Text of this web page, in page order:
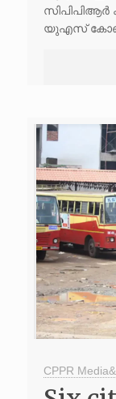
സിപിപിആർ
യുഎസ്
CPPR